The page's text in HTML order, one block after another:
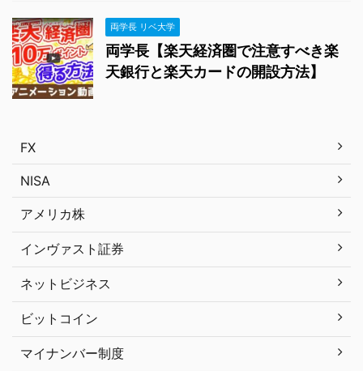
両学長 リベ大学
両学長【楽天経済圏で注意すべき楽
天銀行と楽天カードの開設方法】
FX
NISA
アメリカ株
インヴァスト証券
ネットビジネス
ビットコイン
マイナンバー制度